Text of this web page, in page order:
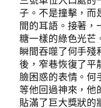
子。不是撞擊，而
間的耳語。接著，
糖一樣的綠色光芒
瞬間吞噬了何手殘
後，窄巷恢復了平
臉困惑的表情。何
等他回過神來，他
貼滿了巨大獎狀的